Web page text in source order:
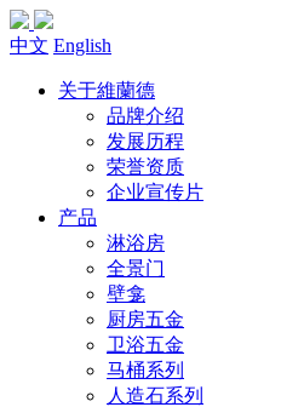
中文 English
关于維蘭德
品牌介绍
发展历程
荣誉资质
企业宣传片
产品
淋浴房
全景门
壁龛
厨房五金
卫浴五金
马桶系列
人造石系列